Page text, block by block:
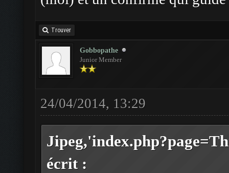
Trouver
Gobbopathe
Junior Member
24/04/2014, 13:29
écrit :